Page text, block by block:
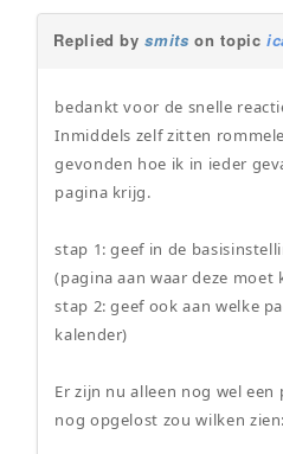
Replied bysmits on topic
bedankt voor de snelle
Inmiddels zelf zitten
gevonden hoe ik in ieder
pagina krijg.
stap 1: geef in de
(pagina aan waar deze moet
stap 2: geef ook aan welke
kalender)
Er zijn nu alleen nog wel
nog opgelost zou wilken zien: